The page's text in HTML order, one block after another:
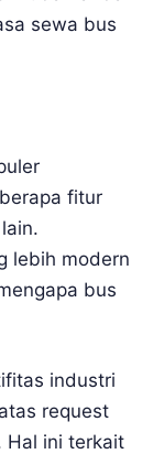
sewa bus
fitur
lebih modern
bus
industri
request
Hal ini terkait